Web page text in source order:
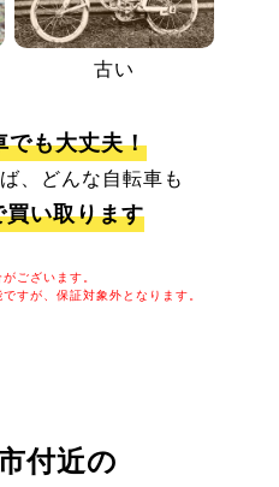
古い
でも大丈夫！
、どんな自転車も
い取ります
ございます。
すが、保証対象外となります。
付近の